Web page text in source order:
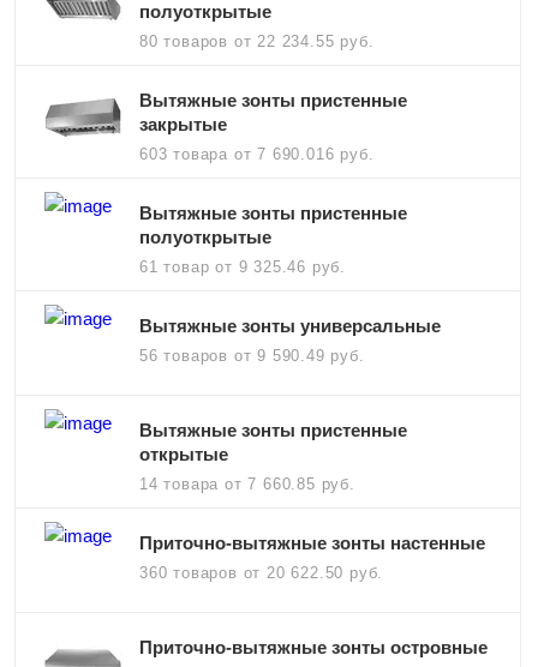
полуоткрытые
80 товаров от 22 234.55 руб.
Вытяжные зонты пристенные
закрытые
603 товара от 7 690.016 руб.
Вытяжные зонты пристенные
полуоткрытые
61 товарот 9 325.46 руб.
Вытяжные зонты универсальные
56 товаров от 9 590.49 руб.
Вытяжные зонты пристенные
открытые
14 товара от 7 660.85 руб.
Приточно-вытяжные зонты настенные
360 товаров от 20 622.50 руб.
Приточно-вытяжные зонты островные